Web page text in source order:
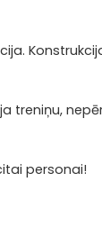
treniņu,
personai!